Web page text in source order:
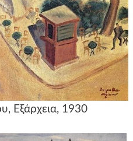
Εξάρχεια, 1930